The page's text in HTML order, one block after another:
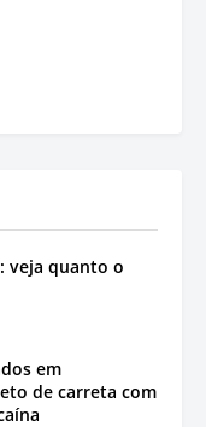
veja quanto o
em
de carreta com